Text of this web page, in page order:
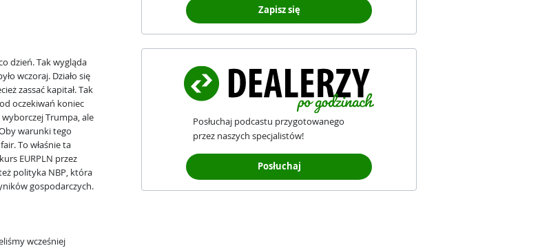
dzień. Tak wygląda
wczoraj. Działo się
zassać kapitał. Tak
oczekiwań koniec
Trumpa, ale
warunki tego
To właśnie ta
EURPLN przez
polityka NBP, która
gospodarczych.
wcześniej
Zapisz się
Posłuchaj podcastu przygotowanego
przez naszych specjalistów!
Posłuchaj